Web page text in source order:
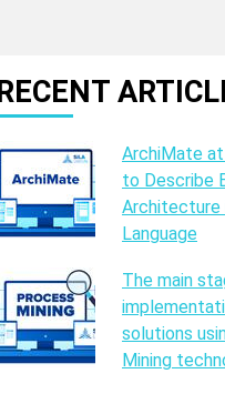
RECENT
ArchiMate at
to Describe
Architecture
Language
The main
solutions
Mining